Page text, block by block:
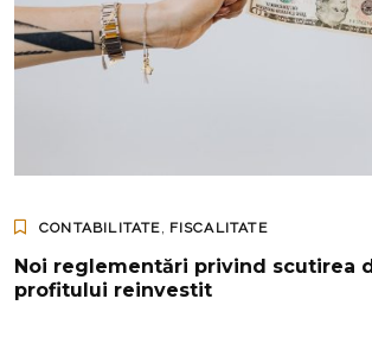
CONTABILITATE FISCALITATE
Noi reglementări privind scutirea
profitului reinvestit